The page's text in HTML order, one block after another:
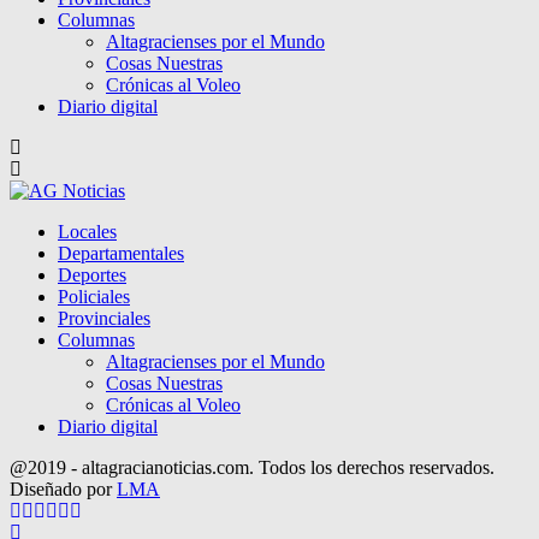
Columnas
Altagracienses por el Mundo
Cosas Nuestras
Crónicas al Voleo
Diario digital
Locales
Departamentales
Deportes
Policiales
Provinciales
Columnas
Altagracienses por el Mundo
Cosas Nuestras
Crónicas al Voleo
Diario digital
@2019 - altagracianoticias.com. Todos los derechos reservados.
Diseñado porLMA
Facebook
Twitter
Instagram
Pinterest
Google